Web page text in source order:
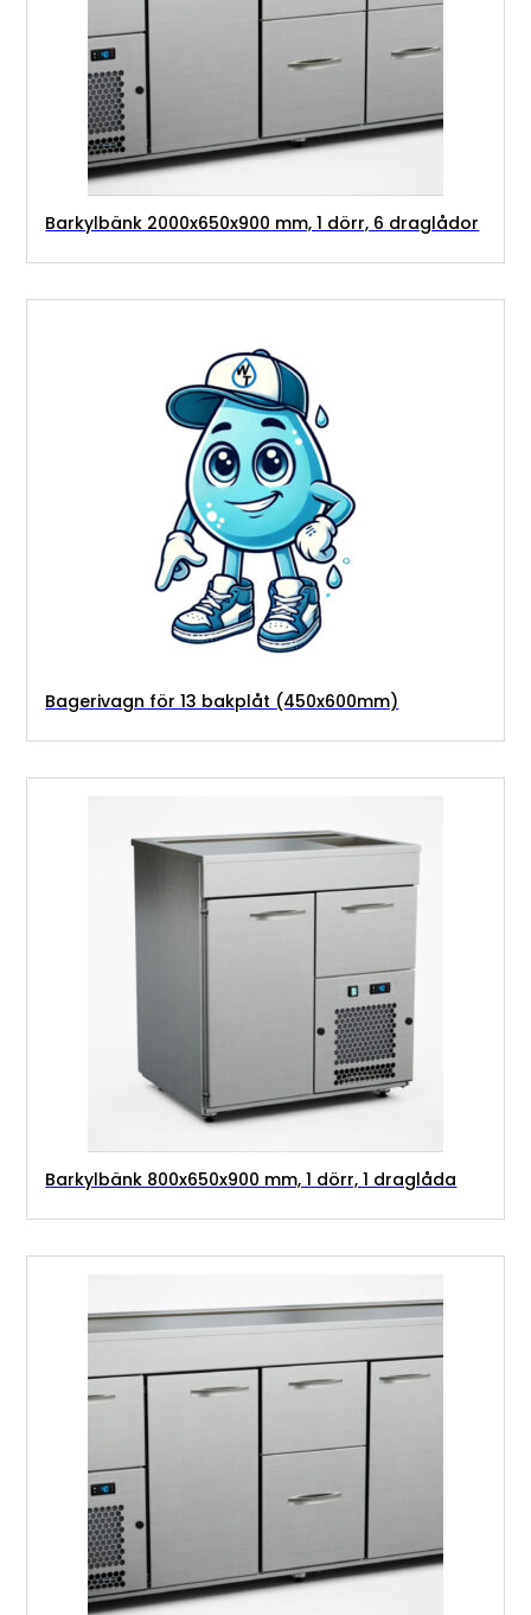
Barkylbänk 2000x650x900 mm, 1 dörr, 6 draglådor
Bagerivagn för 13 bakplåt (450x600mm)
Barkylbänk 800x650x900 mm, 1 dörr, 1 draglåda